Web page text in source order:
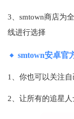
3、smtown商店为
线进行选择
smtown安卓官
1、你也可以关注
2、让所有的追星